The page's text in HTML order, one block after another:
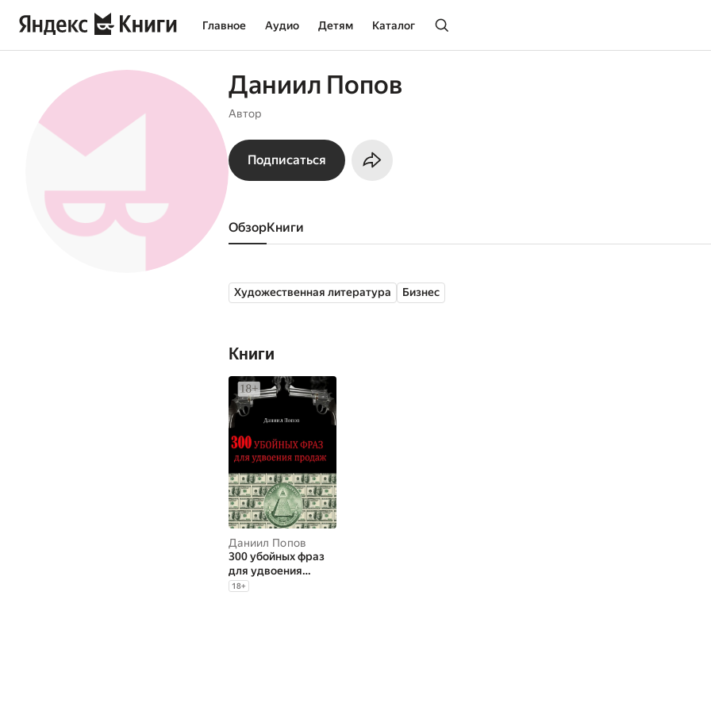
Главное Аудио Детям Каталог
Даниил Попов
Автор
Подписаться
Обзор книги
Художественная литература Бизнес
Книги
Даниил Попов
300 убойных фраз
для удвоения
продаж
18+